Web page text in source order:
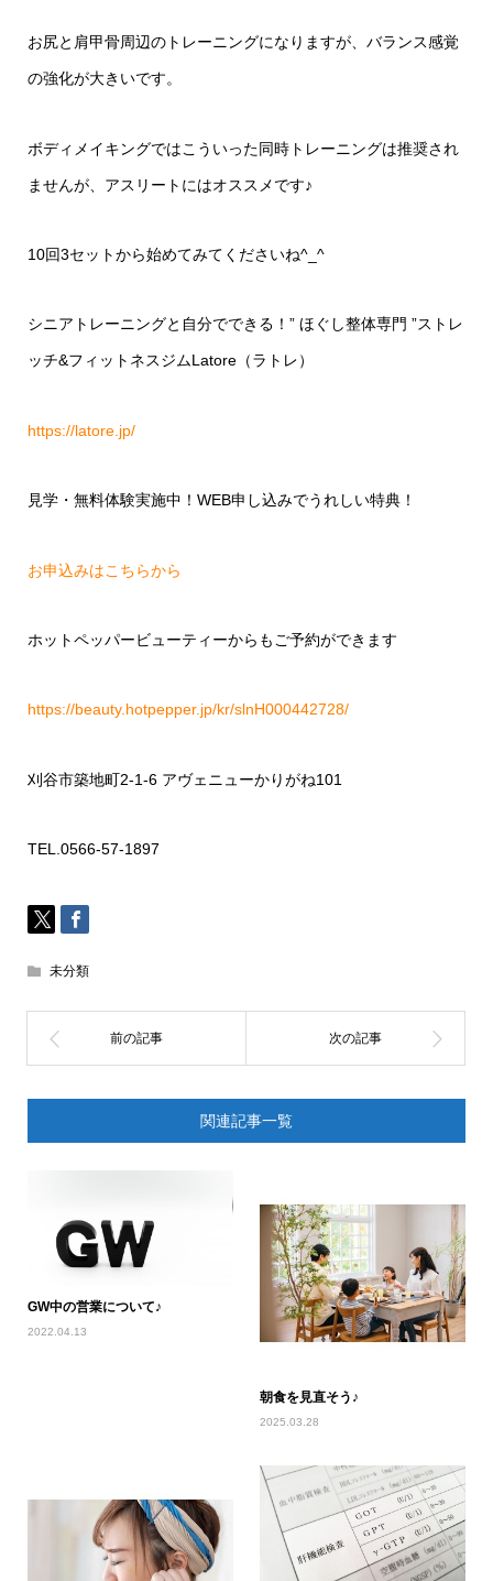
お尻と肩甲骨周辺のトレーニングになりますが、バランス感覚
の強化が大きいです。
ボディメイキングではこういった同時トレーニングは推奨され
ませんが、アスリートにはオススメです♪
10回3セットから始めてみてくださいね^_^
シニアトレーニングと自分でできる！ ” ほぐし整体専門 ”ストレ
ッチ&フィットネスジムLatore（ラトレ）
https://latore.jp/
見学・無料体験実施中！ WEB申し込みでうれしい特典！
お申込みはこちらから
ホットペッパービューティーからもご予約ができます
https://beauty.hotpepper.jp/kr/slnH000442728/
刈谷市築地町2-1-6 アヴェニューかりがね101
TEL.0566-57-1897
未分類
関連記事一覧
GW中の営業について♪
2022.04.13
朝食を見直そう♪
2025.03.28